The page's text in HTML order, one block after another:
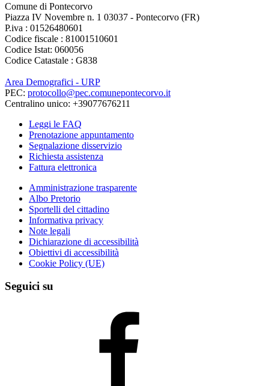
Comune di Pontecorvo
Piazza IV Novembre n. 1 03037 - Pontecorvo (FR)
P.iva : 01526480601
Codice fiscale : 81001510601
Codice Istat: 060056
Codice Catastale : G838
Area Demografici - URP
PEC: protocollo@pec.comunepontecorvo.it
Centralino unico: +39077676211
Leggi le FAQ
Prenotazione appuntamento
Segnalazione disservizio
Richiesta assistenza
Fattura elettronica
Amministrazione trasparente
Albo Pretorio
Sportelli del cittadino
Informativa privacy
Note legali
Dichiarazione di accessibilità
Obiettivi di accessibilità
Cookie Policy (UE)
Seguici su